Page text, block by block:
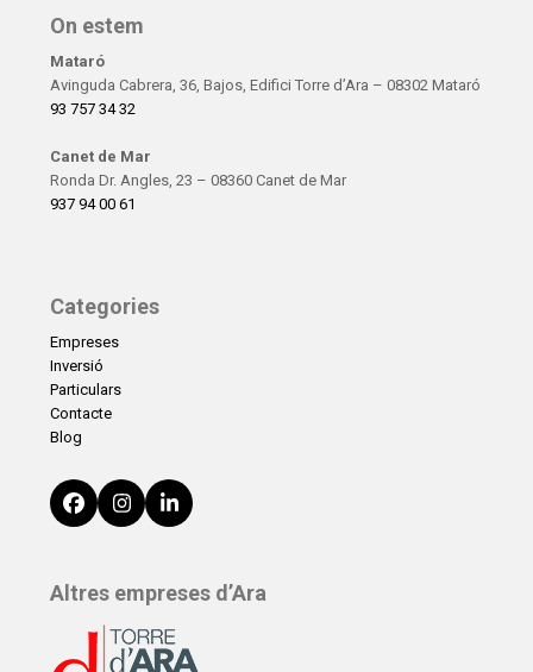
On estem
Mataró
Avinguda Cabrera, 36, Bajos, Edifici Torre d’Ara – 08302 Mataró
93 757 34 32
Canet de Mar
Ronda Dr. Angles, 23 – 08360 Canet de Mar
937 94 00 61
Categories
Empreses
Inversió
Particulars
Contacte
Blog
FacebookInstagram
LinkedIn
Altres empreses d’Ara